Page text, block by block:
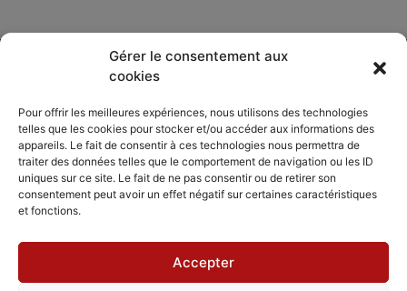
Gérer le consentement aux
cookies
Pour offrir les meilleures expériences, nous utilisons des technologies
telles que les cookies pour stocker et/ou accéder aux informations des
appareils. Le fait de consentir à ces technologies nous permettra de
traiter des données telles que le comportement de navigation ou les ID
uniques sur ce site. Le fait de ne pas consentir ou de retirer son
consentement peut avoir un effet négatif sur certaines caractéristiques
et fonctions.
Accepter
Les compositeurs
Le répertoire
Inviter
Feedback
Les séjours
musicaux
Accordissimo
L'application